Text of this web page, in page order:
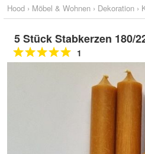
Hood › Möbel & Wohnen › Dekoration ›
5 Stück Stabkerzen 180/
1